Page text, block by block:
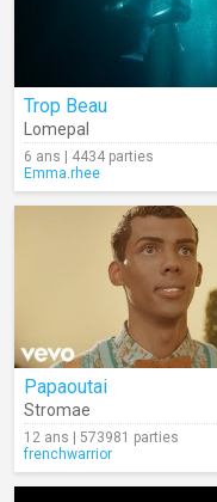
Trop Beau
Lomepal
6 ans | 4434 parties
Emma.rhee
Papaoutai
Stromae
12 ans | 573981 parties
frenchwarrior